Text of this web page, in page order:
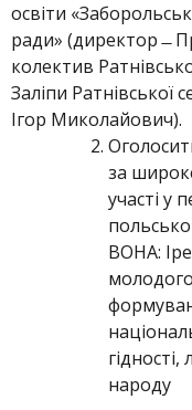
освіти
ради» (директор
колектив
Заліпи
Ігор Миколайович).
за
участі у
ВОНА:
народу